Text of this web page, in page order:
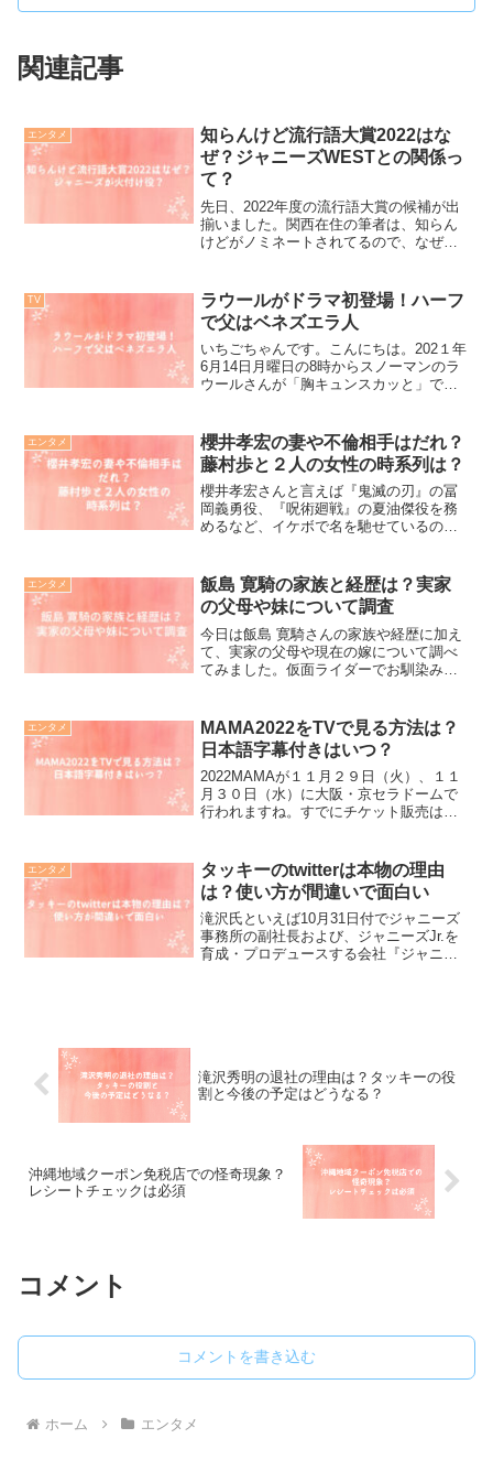
関連記事
エンタメ
知らんけど流行語大賞2022はな
ぜ？ジャニーズWESTとの関係っ
て？
先日、2022年度の流行語大賞の候補が出
揃いました。関西在住の筆者は、知らん
けどがノミネートされてるので、なぜ今
ないですか？知らんけどは関西人にとっ
てはとても便利な言葉...
TV
ラウールがドラマ初登場！ハーフ
で父はベネズエラ人
いちごちゃんです。こんにちは。202１年
6月14日月曜日の8時からスノーマンのラ
ウールさんが「胸キュンスカッと」で
スノーマンで最年少のハーフのイケメ
ン。ショートコントも...
エンタメ
櫻井孝宏の妻や不倫相手はだれ？
藤村歩と２人の女性の時系列は？
櫻井孝宏さんと言えば『鬼滅の刃』の冨
岡義勇役、『呪術廻戦』の夏油傑役を務
めるなど、イケボで名を馳せているの彼
と、またまた、２重に不倫してることが
今年になり発覚。一体どうい...
エンタメ
飯島 寛騎の家族と経歴は？実家
の父母や妹について調査
今日は飯島 寛騎さんの家族や経歴に加え
て、実家の父母や現在の嫁について調べ
てみました。仮面ライダーでお馴染みの
ンでなんともスマートな印象を受ける飯
島 寛騎ですが、結構...
エンタメ
MAMA2022をTVで見る方法は？
日本語字幕付きはいつ？
2022MAMAが１１月２９日（火）、１１
月３０日（水）に大阪・京セラドームで
行われますね。すでにチケット販売は終
て見ればいいのでしょうか？ご安心くだ
さい。自宅で、じっ...
エンタメ
タッキーのtwitterは本物の理由
は？使い方が間違いで面白い
滝沢氏といえば10月31日付でジャニーズ
事務所の副社長および、ジャニーズJr.を
育成・プロデュースする会社『ジャニー
滝沢秀明の退社の理由は？タッキーの役
割と今後の予定はどうなる？
沖縄地域クーポン免税店での怪奇現象？
レシートチェックは必須
コメント
コメントを書き込む
ホーム エンタメ